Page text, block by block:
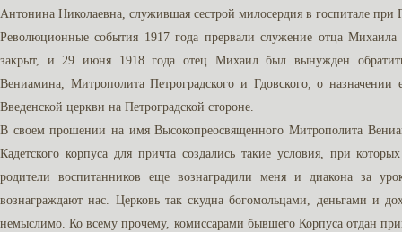
Антонина Николаевна, служившая сестрой милосердия в госпитале при
Революционные события 1917 года прервали служение отца
закрыт, и 29 июня 1918 года отец Михаил был вынужден
Вениамина, Митрополита Петроградского и Гдовского, о
Введенской церкви на Петроградской стороне.
В своем прошении на имя Высокопреосвященного Митрополита
Кадетского корпуса для причта создались такие условия, при
родители воспитанников еще вознаградили меня и диакона за
вознаграждают нас. Церковь так скудна богомольцами, деньгами и
немыслимо. Ко всему прочему, комиссарами бывшего Корпуса отдан